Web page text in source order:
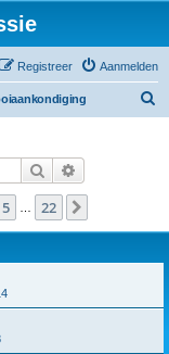
Aanmelden
Registreer
Zoek
5 22